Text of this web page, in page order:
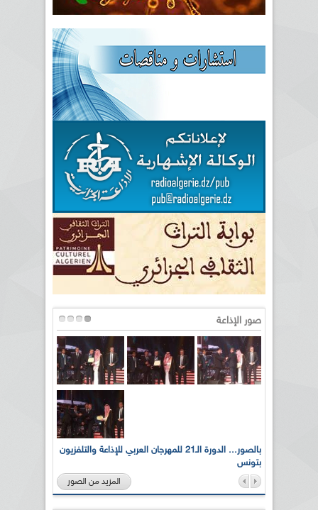
صور الإذاعة
بالصور... الدورة الـ21 للمهرجان العربي للإذاعة والتلفزيون
بتونس
المزيد من الصور